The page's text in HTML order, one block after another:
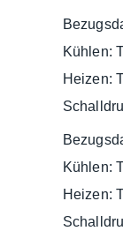
Kühlen:
Heizen:
Kühlen:
Heizen: